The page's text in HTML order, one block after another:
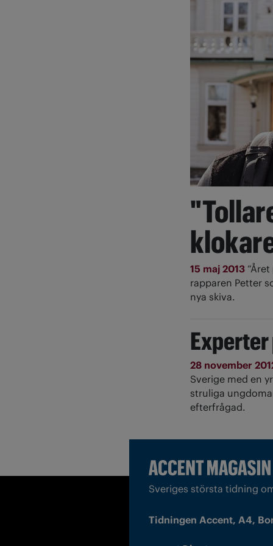
15 maj 2013
rapparen Petter
nya skiva.
28 november
Sverige med en
struliga
efterfrågad.
Sveriges största tidning
Tidningen Accent, A4,